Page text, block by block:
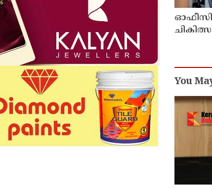
You